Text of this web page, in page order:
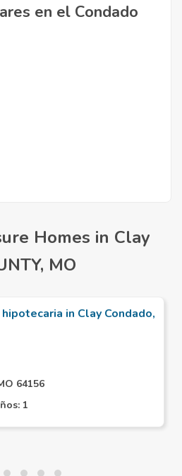
en el Condado
Homes in Clay
MO
64156
1